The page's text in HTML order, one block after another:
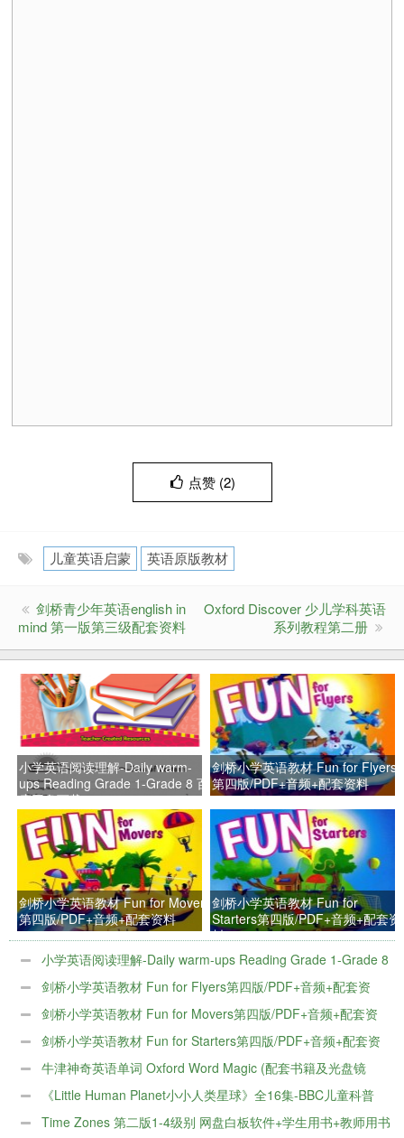
点赞 (2)
儿童英语启蒙 英语原版教材
剑桥青少年英语english in
mind 第一版第三级配套资料
Oxford Discover 少儿学科英语
系列教程第二册
小学英语阅读理解-Daily warm-
ups Reading Grade 1-Grade 8 百
度网盘下载
剑桥小学英语教材 Fun for Flyers
第四版/PDF+音频+配套资料
剑桥小学英语教材 Fun for Movers
第四版/PDF+音频+配套资料
剑桥小学英语教材 Fun for
Starters第四版/PDF+音频+配套资
料
小学英语阅读理解-Daily warm-ups Reading Grade 1-Grade 8
百度网盘下载
剑桥小学英语教材 Fun for Flyers第四版/PDF+音频+配套资
料 剑桥小学英语教材 Fun for Movers第四版/PDF+音频+配套资
料 剑桥小学英语教材 Fun for Starters第四版/PDF+音频+配套资
料 牛津神奇英语单词 Oxford Word Magic (配套书籍及光盘镜
像)
《Little Human Planet小小人类星球》全16集-BBC儿童科普
片 Time Zones 第二版1-4级别 网盘白板软件+学生用书+教师用书